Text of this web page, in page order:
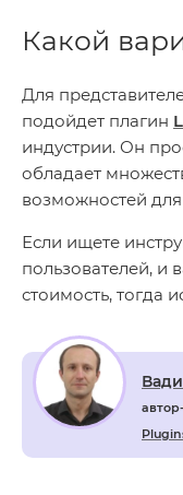
Какой
Для
подойдет плагин
индустрии. Он
обладает
возможностей
Если ищете
пользователей, и
стоимость, тогда